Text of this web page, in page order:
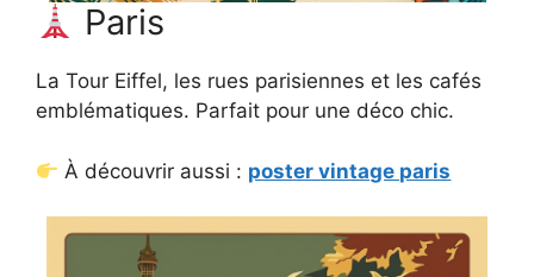
Paris
La Tour Eiffel, les rues parisiennes et les cafés
emblématiques. Parfait pour une déco chic.
À découvrir aussi : poster vintage paris